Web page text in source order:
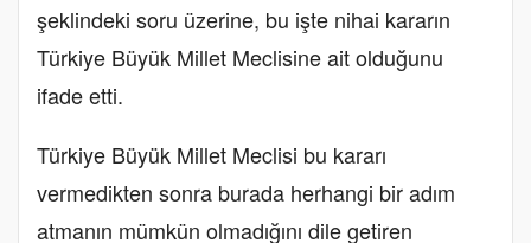
şeklindeki soru üzerine, bu işte nihai kararın
Türkiye Büyük Millet Meclisine ait olduğunu
ifade etti.
Türkiye Büyük Millet Meclisi bu kararı
vermedikten sonra burada herhangi bir adım
atmanın mümkün olmadığını dile getiren